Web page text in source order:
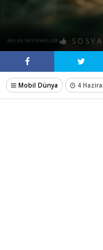
Mobil Dünya 4